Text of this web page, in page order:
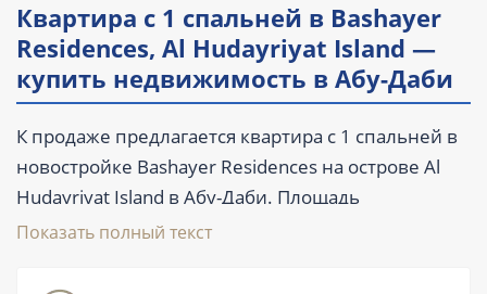
Квартира с 1 спальней в Bashayer
Residences, Al Hudayriyat Island —
купить недвижимость в Абу-Даби
К продаже предлагается квартира с 1 спальней в
новостройке Bashayer Residences на острове Al
Hudayriyat Island в Абу-Даби. Площадь
резиденции составляет 93 м² (1001 ft²),
и террасу. Лот расположен на первой линии, в 0,3
Показать полный текст